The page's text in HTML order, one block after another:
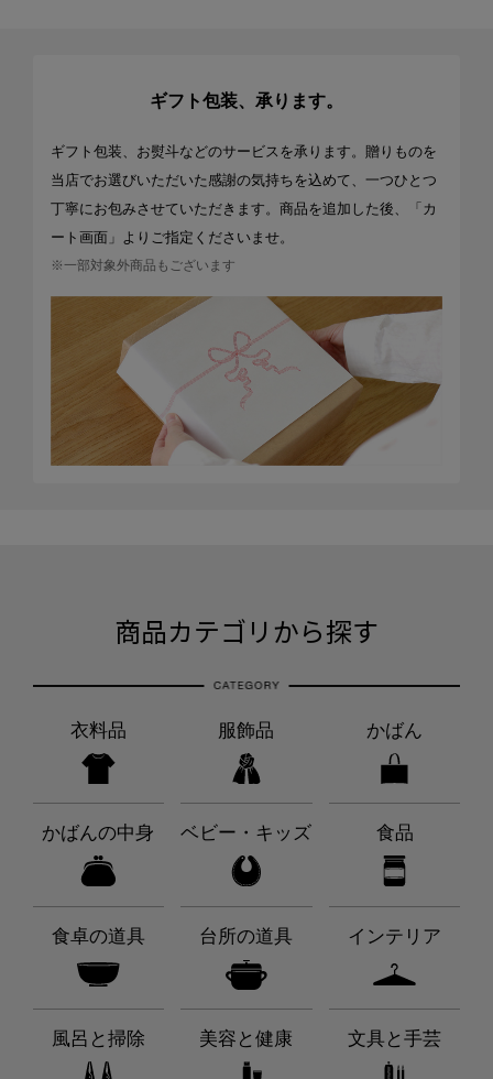
ギフト包装、承ります。
ギフト包装、お熨斗などのサービスを承ります。贈りものを
当店でお選びいただいた感謝の気持ちを込めて、一つひとつ
丁寧にお包みさせていただきます。商品を追加した後、「カ
ート画面」よりご指定くださいませ。
※一部対象外商品もございます
商品カテゴリから探す
衣料品 服飾品 かばん
かばんの中身 ベビー・キッズ 食品
食卓の道具 台所の道具 インテリア
風呂と掃除 美容と健康 文具と手芸